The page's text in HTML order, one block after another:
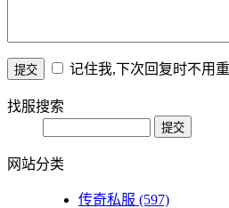
记住我,下次回复时不用
找服搜索
网站分类
传奇私服 (597)